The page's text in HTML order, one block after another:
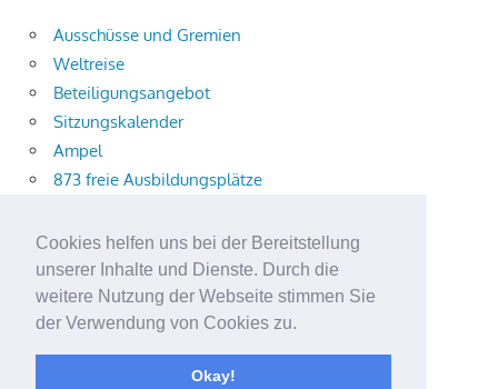
Cookies helfen uns bei der Bereitstellung
unserer Inhalte und Dienste. Durch die
weitere Nutzung der Webseite stimmen Sie
der Verwendung von Cookies zu.
Okay!
Ausschüsse und Gremien
Weltreise
Beteiligungsangebot
Sitzungskalender
Ampel
873 freie Ausbildungsplätze
Aktuelle Verkehrsmeldungen
Terracliff
Wärmeplanung
Demokratie-Tag 2026
Neuer Jahrgang